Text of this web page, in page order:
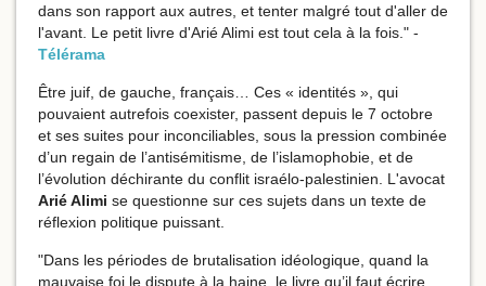
dans son rapport aux autres, et tenter malgré tout d'aller de
l'avant. Le petit livre d'Arié Alimi est tout cela à la fois." -
Télérama
Être juif, de gauche, français… Ces « identités », qui
pouvaient autrefois coexister, passent depuis le 7 octobre
et ses suites pour inconciliables, sous la pression combinée
d’un regain de l’antisémitisme, de l’islamophobie, et de
l’évolution déchirante du conflit israélo-palestinien. L'avocat
Arié Alimi se questionne sur ces sujets dans un texte de
réflexion politique puissant.
"Dans les périodes de brutalisation idéologique, quand la
mauvaise foi le dispute à la haine, le livre qu’il faut écrire